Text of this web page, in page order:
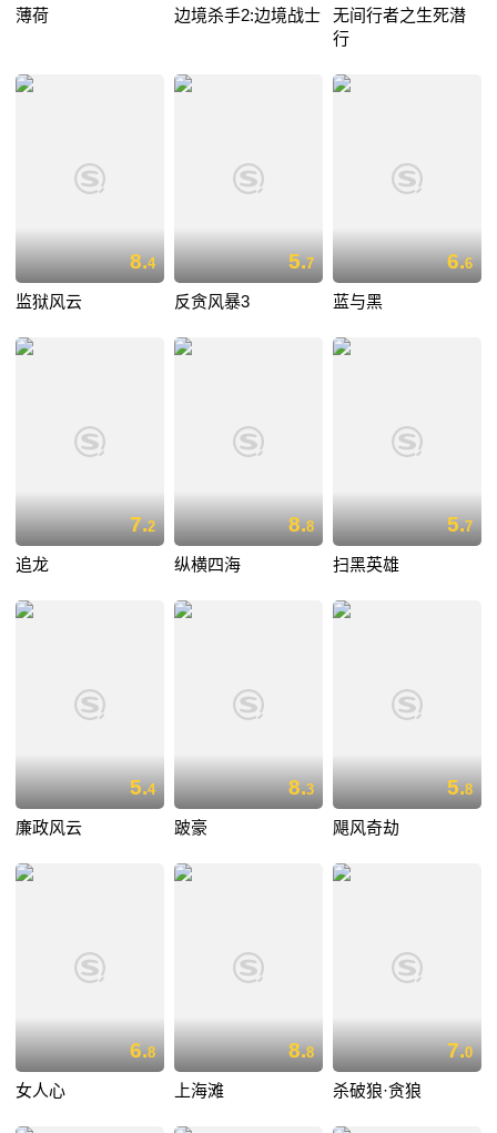
薄荷 边境杀手2:边境战士
无间行者之生死潜
行
8.4
监狱风云
5.7
反贪风暴3
6.6
蓝与黑
7.2
追龙
8.8
纵横四海
5.7
扫黑英雄
5.4
廉政风云
8.3
跛豪
5.8
飓风奇劫
6.8
女人心
8.8
上海滩
7.0
杀破狼·贪狼